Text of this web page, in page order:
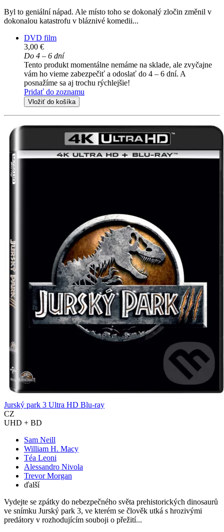
Byl to geniální nápad. Ale místo toho se dokonalý zločin změnil v
dokonalou katastrofu v bláznivé komedii...
DVD film
3,00 €
Do 4 – 6 dní
Tento produkt momentálne nemáme na sklade, ale zvyčajne
vám ho vieme zabezpečiť a odoslať do 4 – 6 dní. A
posnažíme sa aj trochu rýchlejšie!
Pridať do zoznamu
Vložiť do košíka
Jurský park 3 Ultra HD Blu-ray
CZ
UHD + BD
Sam Neill
William H. Macy
Téa Leoni
Alessandro Nivola
Trevor Morgan
ďalší
Vydejte se zpátky do nebezpečného světa prehistorických dinosaurů
ve snímku Jurský park 3, ve kterém se člověk utká s hrozivými
predátory v rozhodujícím souboji o přežití...